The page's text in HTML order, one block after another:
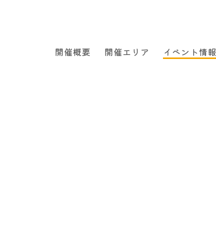
開催概要 開催エリア イベント情報